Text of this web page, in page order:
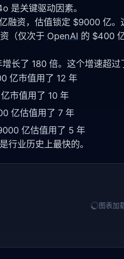
是关键驱动因素。
融资，估值锁定 $9000 亿
（仅次于 OpenAI 的 $400 亿
长了 180 倍。这个增速超过
亿市值用了 12 年
市值用了 10 年
亿估值用了 7 年
亿估值用了 5 年
行业历史上最快的。
图表加